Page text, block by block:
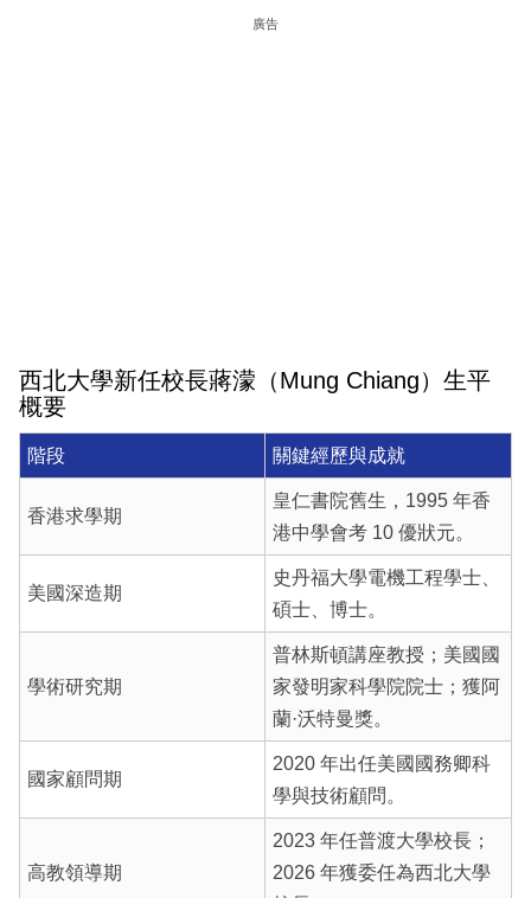
廣告
西北大學新任校長蔣濛（Mung Chiang）生平
概要
階段 關鍵經歷與成就
香港求學期
皇仁書院舊生，1995 年香
港中學會考 10 優狀元。
美國深造期
史丹福大學電機工程學士、
碩士、博士。
學術研究期
普林斯頓講座教授；美國國
家發明家科學院院士；獲阿
蘭·沃特曼獎。
國家顧問期
2020 年出任美國國務卿科
學與技術顧問。
高教領導期
2023 年任普渡大學校長；
2026 年獲委任為西北大學